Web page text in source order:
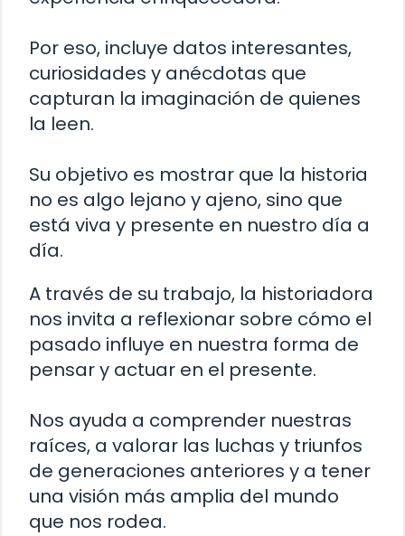
Por eso, incluye datos interesantes,
curiosidades y anécdotas que
capturan la imaginación de quienes
la leen.
Su objetivo es mostrar que la historia
no es algo lejano y ajeno, sino que
está viva y presente en nuestro día a
día.
A través de su trabajo, la historiadora
nos invita a reflexionar sobre cómo el
pasado influye en nuestra forma de
pensar y actuar en el presente.
Nos ayuda a comprender nuestras
raíces, a valorar las luchas y triunfos
de generaciones anteriores y a tener
una visión más amplia del mundo
que nos rodea.